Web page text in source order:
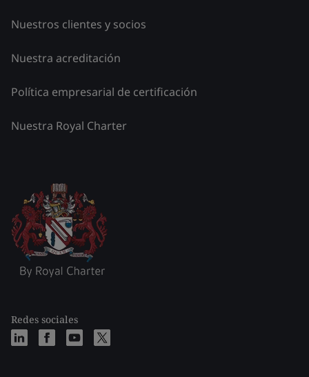
Nuestros clientes y socios
Nuestra acreditación
Política empresarial de certificación
Nuestra Royal Charter
Redes sociales